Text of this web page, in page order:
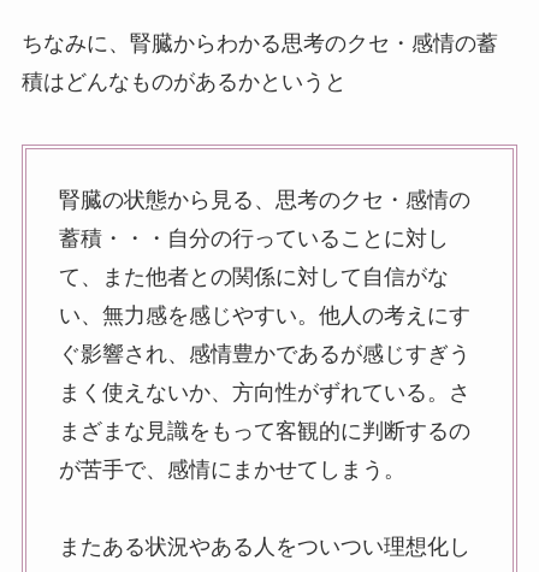
ちなみに、腎臓からわかる思考のクセ・感情の蓄
積はどんなものがあるかというと
腎臓の状態から見る、思考のクセ・感情の
蓄積・・・自分の行っていることに対し
て、また他者との関係に対して自信がな
い、無力感を感じやすい。他人の考えにす
ぐ影響され、感情豊かであるが感じすぎう
まく使えないか、方向性がずれている。さ
まざまな見識をもって客観的に判断するの
が苦手で、感情にまかせてしまう。
またある状況やある人をついつい理想化し